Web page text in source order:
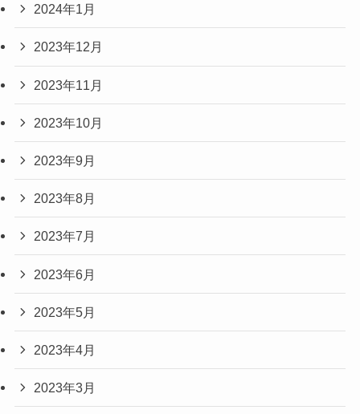
2024年1月
2023年12月
2023年11月
2023年10月
2023年9月
2023年8月
2023年7月
2023年6月
2023年5月
2023年4月
2023年3月